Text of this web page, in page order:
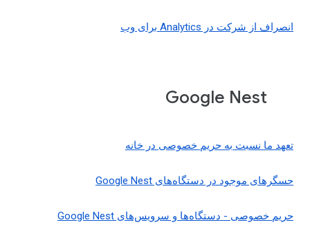
انصراف از شرکت در Analytics برای وب
Google Nest
تعهد ما نسبت به حریم خصوصی در خانه
حسگرهای موجود در دستگاه‌های Google Nest
حریم خصوصی - دستگاه‌ها و سرویس‌های Google Nest